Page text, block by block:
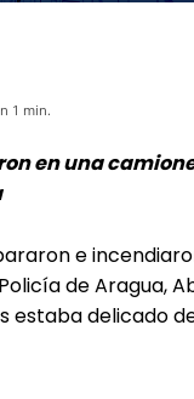
1 min.
en una
e
de Aragua,
estaba delicado